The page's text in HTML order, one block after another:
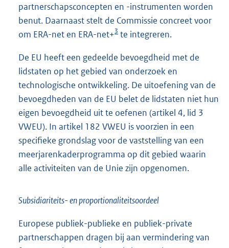
partnerschapsconcepten en -instrumenten worden
benut. Daarnaast stelt de Commissie concreet voor
om ERA-net en ERA-net+3 te integreren.
De EU heeft een gedeelde bevoegdheid met de
lidstaten op het gebied van onderzoek en
technologische ontwikkeling. De uitoefening van de
bevoegdheden van de EU belet de lidstaten niet hun
eigen bevoegdheid uit te oefenen (artikel 4, lid 3
VWEU). In artikel 182 VWEU is voorzien in een
specifieke grondslag voor de vaststelling van een
meerjarenkaderprogramma op dit gebied waarin
alle activiteiten van de Unie zijn opgenomen.
Subsidiariteits- en proportionaliteitsoordeel
Europese publiek-publieke en publiek-private
partnerschappen dragen bij aan vermindering van